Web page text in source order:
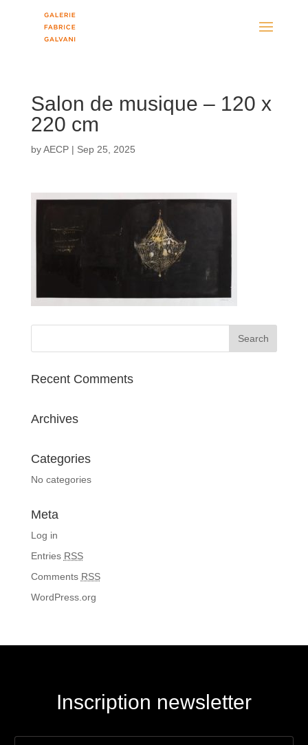
Salon de musique – 120 x
220 cm
byAECP| Sep 25, 2025
Recent Comments
Archives
Categories
No categories
Meta
Log in
Entries RSS
Comments RSS
WordPress.org
Inscription newsletter